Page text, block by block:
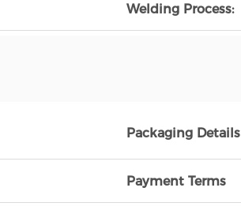
Welding Process:
Packaging Details
Payment Terms